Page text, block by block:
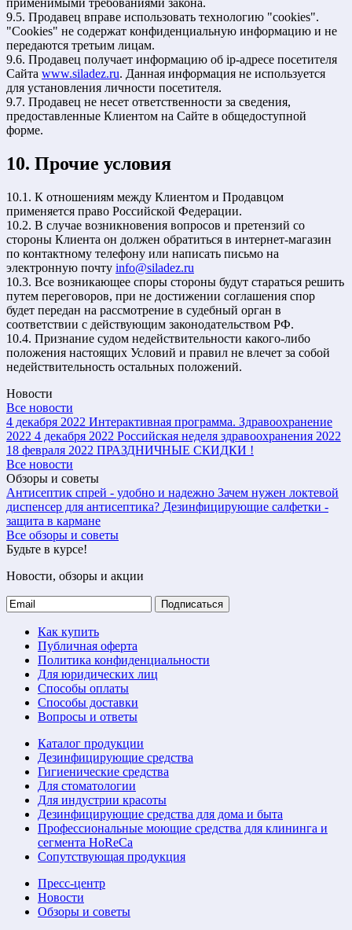
применимыми требованиями закона.
9.5. Продавец вправе использовать технологию "cookies".
"Cookies" не содержат конфиденциальную информацию и не
передаются третьим лицам.
9.6. Продавец получает информацию об ip-адресе посетителя
Сайта www.siladez.ru. Данная информация не используется
для установления личности посетителя.
9.7. Продавец не несет ответственности за сведения,
предоставленные Клиентом на Сайте в общедоступной
форме.
10. Прочие условия
10.1. К отношениям между Клиентом и Продавцом
применяется право Российской Федерации.
10.2. В случае возникновения вопросов и претензий со
стороны Клиента он должен обратиться в интернет-магазин
по контактному телефону или написать письмо на
электронную почту info@siladez.ru
10.3. Все возникающее споры стороны будут стараться решить
путем переговоров, при не достижении соглашения спор
будет передан на рассмотрение в судебный орган в
соответствии с действующим законодательством РФ.
10.4. Признание судом недействительности какого-либо
положения настоящих Условий и правил не влечет за собой
недействительность остальных положений.
Новости
Все новости
4 декабря 2022 Интерактивная программа. Здравоохранение
2022 4 декабря 2022 Российская неделя здравоохранения 2022
18 февраля 2022 ПРАЗДНИЧНЫЕ СКИДКИ !
Все новости
Обзоры и советы
Антисептик спрей - удобно и надежно Зачем нужен локтевой
диспенсер для антисептика? Дезинфицирующие салфетки -
защита в кармане
Все обзоры и советы
Будьте в курсе!
Новости, обзоры и акции
Подписаться
Как купить
Публичная оферта
Политика конфиденциальности
Для юридических лиц
Способы оплаты
Способы доставки
Вопросы и ответы
Каталог продукции
Дезинфицирующие средства
Гигиенические средства
Для стоматологии
Для индустрии красоты
Дезинфицирующие средства для дома и быта
Профессиональные моющие средства для клининга и
сегмента HoReCa
Сопутствующая продукция
Пресс-центр
Новости
Обзоры и советы